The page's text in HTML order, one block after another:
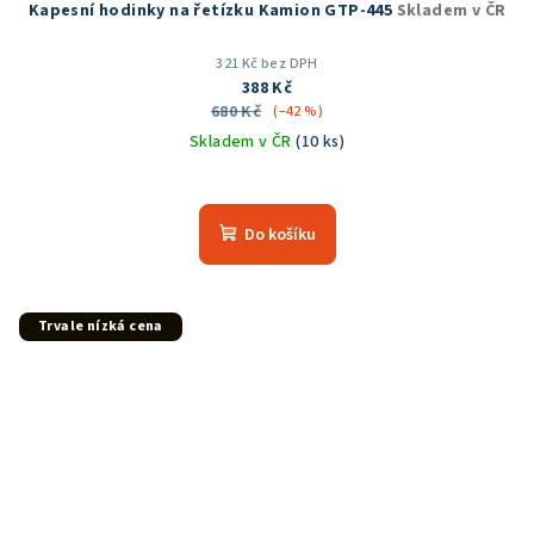
Kapesní hodinky na řetízku Kamion GTP-445 Skladem v ČR
321 Kč bez DPH
388 Kč
680 Kč (–42 %)
Skladem v ČR(10 ks)
Do košíku
Trvale nízká cena